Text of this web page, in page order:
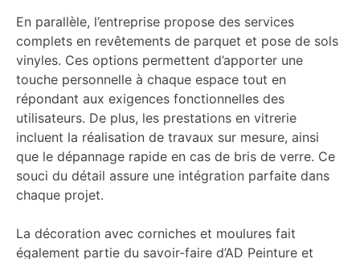
En parallèle, l’entreprise propose des services
complets en revêtements de parquet et pose de sols
vinyles. Ces options permettent d’apporter une
touche personnelle à chaque espace tout en
répondant aux exigences fonctionnelles des
utilisateurs. De plus, les prestations en vitrerie
incluent la réalisation de travaux sur mesure, ainsi
que le dépannage rapide en cas de bris de verre. Ce
souci du détail assure une intégration parfaite dans
chaque projet.
La décoration avec corniches et moulures fait
également partie du savoir-faire d’AD Peinture et